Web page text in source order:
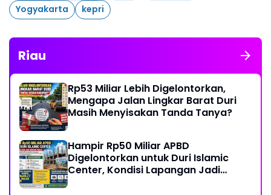
Yogyakarta
kepri
Riau
Rp53 Miliar Lebih Digelontorkan,
Mengapa Jalan Lingkar Barat Duri
Masih Menyisakan Tanda Tanya?
Hampir Rp50 Miliar APBD
Digelontorkan untuk Duri Islamic
Center, Kondisi Lapangan Jadi